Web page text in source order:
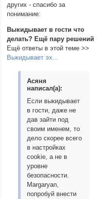
других - спасибо за
понимание:
Выкидывает в гости что
делать? Ещё пару решений
Ещё ответы в этой теме >>
Выкидывает эх...
Асяня
написал(а):
Если выкидывает
в гости, даже не
дав зайти под
своим именем, то
дело скорее всего
в настройках
cookie, а не в
уровне
безопасности.
Margaryan,
попробуй внести